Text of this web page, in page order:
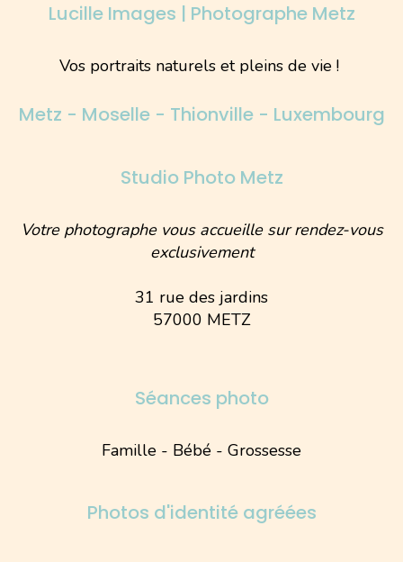
Lucille Images | Photographe Metz
Vos portraits naturels et pleins de vie !
Metz - Moselle - Thionville - Luxembourg
Studio Photo Metz
Votre photographe vous accueille sur rendez-vous
exclusivement
31 rue des jardins
57000 METZ
Séances photo
Famille - Bébé - Grossesse
Photos d'identité agréées